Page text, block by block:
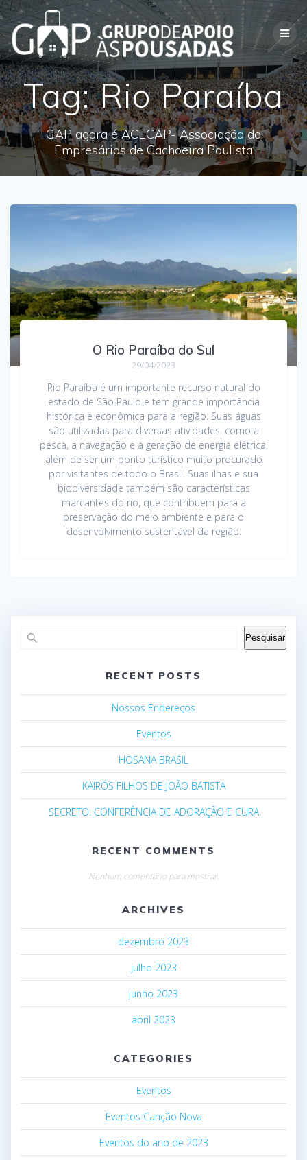
Skip
content
Tag:Rio Paraíba
GAP agora é ACECAP- Associação do
Empresários de Cachoeira Paulista
O Rio Paraíba do Sul
29/04/2023
Rio Paraíba é um importante recurso natural do
estado de São Paulo e tem grande importância
histórica e econômica para a região. Suas águas
são utilizadas para diversas atividades, como a
pesca, a navegação e a geração de energia elétrica,
além de ser um ponto turístico muito procurado
por visitantes de todo o Brasil. Suas ilhas e sua
biodiversidade também são características
marcantes do rio, que contribuem para a
preservação do meio ambiente e para o
desenvolvimento sustentável da região.
Pesquisar
RECENT POSTS
Nossos Endereços
Eventos
HOSANA BRASIL
KAIRÓS FILHOS DE JOÃO BATISTA
SECRETO: CONFERÊNCIA DE ADORAÇÃO E CURA
RECENT COMMENTS
Nenhum comentário para mostrar.
ARCHIVES
dezembro 2023
julho 2023
junho 2023
abril 2023
CATEGORIES
Eventos
Eventos Canção Nova
Eventos do ano de 2023